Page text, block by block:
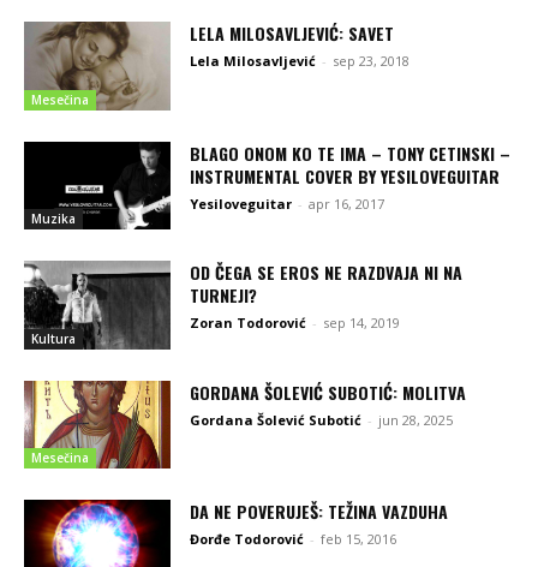
Mesečina
LELA MILOSAVLJEVIĆ: SAVET
Lela Milosavljević - sep 23, 2018
Muzika
BLAGO ONOM KO TE IMA – TONY CETINSKI –
INSTRUMENTAL COVER BY YESILOVEGUITAR
Yesiloveguitar - apr 16, 2017
Kultura
OD ČEGA SE EROS NE RAZDVAJA NI NA
TURNEJI?
Zoran Todorović - sep 14, 2019
Mesečina
GORDANA ŠOLEVIĆ SUBOTIĆ: MOLITVA
Gordana Šolević Subotić - jun 28, 2025
DA NE POVERUJEŠ: TEŽINA VAZDUHA
Đorđe Todorović - feb 15, 2016